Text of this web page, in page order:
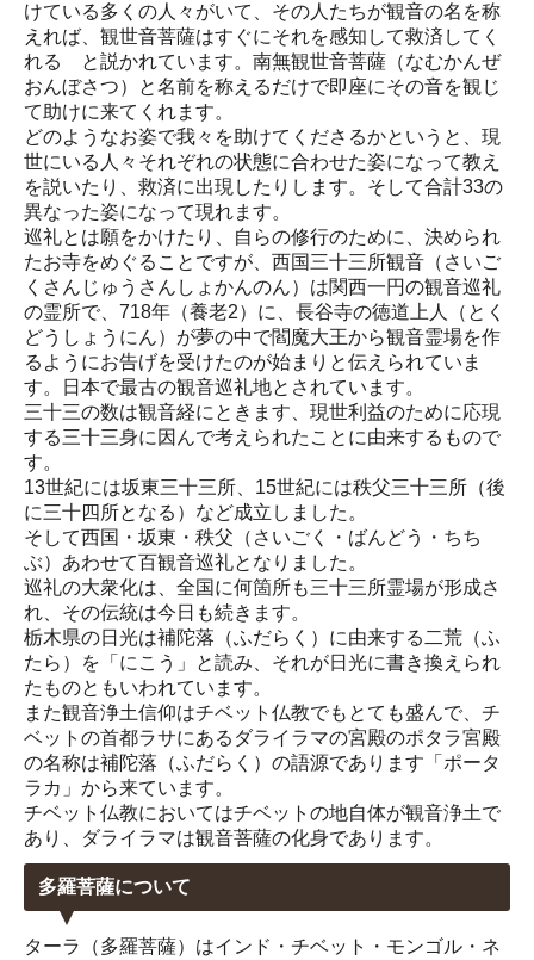
けている多くの人々がいて、その人たちが観音の名を称
えれば、観世音菩薩はすぐにそれを感知して救済してく
れる と説かれています。南無観世音菩薩（なむかんぜ
おんぼさつ）と名前を称えるだけで即座にその音を観じ
て助けに来てくれます。
どのようなお姿で我々を助けてくださるかというと、現
世にいる人々それぞれの状態に合わせた姿になって教え
を説いたり、救済に出現したりします。そして合計33の
異なった姿になって現れます。
巡礼とは願をかけたり、自らの修行のために、決められ
たお寺をめぐることですが、西国三十三所観音（さいご
くさんじゅうさんしょかんのん）は関西一円の観音巡礼
の霊所で、718年（養老2）に、長谷寺の徳道上人（とく
どうしょうにん）が夢の中で閻魔大王から観音霊場を作
るようにお告げを受けたのが始まりと伝えられていま
す。日本で最古の観音巡礼地とされています。
三十三の数は観音経にときます、現世利益のために応現
する三十三身に因んで考えられたことに由来するもので
す。
13世紀には坂東三十三所、15世紀には秩父三十三所（後
に三十四所となる）など成立しました。
そして西国・坂東・秩父（さいごく・ばんどう・ちち
ぶ）あわせて百観音巡礼となりました。
巡礼の大衆化は、全国に何箇所も三十三所霊場が形成さ
れ、その伝統は今日も続きます。
栃木県の日光は補陀落（ふだらく）に由来する二荒（ふ
たら）を「にこう」と読み、それが日光に書き換えられ
たものともいわれています。
また観音浄土信仰はチベット仏教でもとても盛んで、チ
ベットの首都ラサにあるダライラマの宮殿のポタラ宮殿
の名称は補陀落（ふだらく）の語源であります「ポータ
ラカ」から来ています。
チベット仏教においてはチベットの地自体が観音浄土で
あり、ダライラマは観音菩薩の化身であります。
多羅菩薩について
ターラ（多羅菩薩）はインド・チベット・モンゴル・ネ